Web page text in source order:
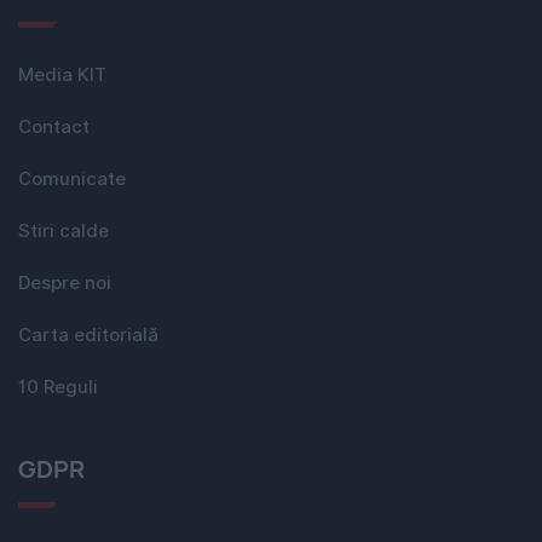
Media KIT
Contact
Comunicate
Stiri calde
Despre noi
Carta editorială
10 Reguli
GDPR